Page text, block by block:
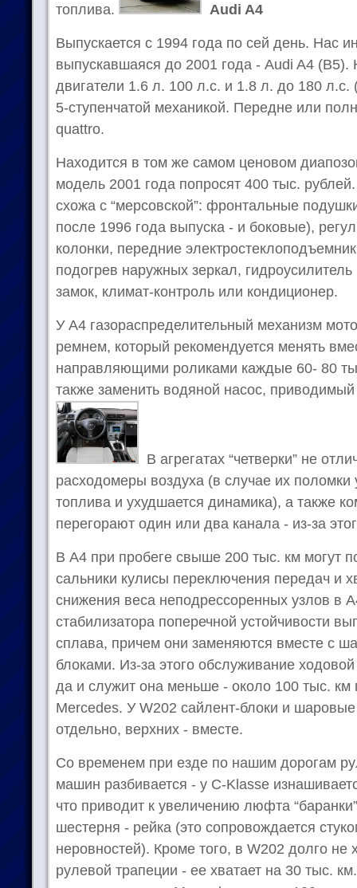
топлива. Audi A4
Выпускается с 1994 года по сей день. Нас
выпускавшаяся до 2001 года - Audi A4
двигатели 1.6 л. 100 л.с. и 1.8 л. до 180 л.с.
5-ступенчатой механикой. Передне или
quattro.
Находится в том же самом ценовом
модель 2001 года попросят 400 тыс.
схожа с “мерсовской”: фронтальные
после 1996 года выпуска - и боковые),
колонки, передние
подогрев наружных зеркал,
замок, климат-контроль или кондиционер.
У А4 газораспределительный механизм
ремнем, который рекомендуется менять
направляющими роликами каждые 60- 80
также заменить водяной насос,
В агрегатах “четверки” не
расходомеры воздуха (в случае их поломки
топлива и ухудшается динамика), а также
перегорают один или два канала - из-за
В А4 при пробеге свыше 200 тыс. км могут
сальники кулисы переключения передач и
снижения веса неподрессоренных узлов в
стабилизатора поперечной устойчивости
сплава, причем они заменяются вместе с
блоками. Из-за этого обслуживание
да и служит она меньше - около 100 тыс. км
Mercedes. У W202 сайлент-блоки и
отдельно, верхних - вместе.
Со временем при езде по нашим дорогам
машин разбивается - у С-Klasse
что приводит к увеличению люфта
шестерня - рейка (это сопровождается
неровностей). Кроме того, в W202 долго не
рулевой трапеции - ее хватает на 30 тыс.